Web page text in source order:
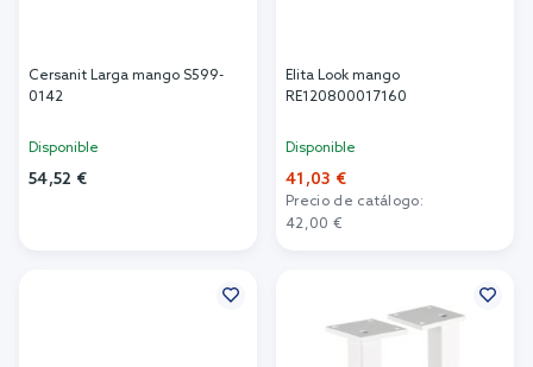
Cersanit Larga mango S599-
0142
Disponible
54,52 €
Elita Look mango
RE120800017160
Disponible
41,03 €
Precio de catálogo:
42,00 €